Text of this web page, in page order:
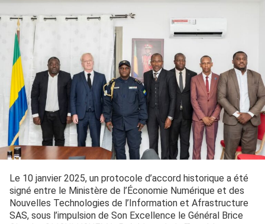
Le 10 janvier 2025, un protocole d’accord historique a été
signé entre le Ministère de l’Économie Numérique et des
Nouvelles Technologies de l’Information et Afrastructure
SAS, sous l’impulsion de Son Excellence le Général Brice